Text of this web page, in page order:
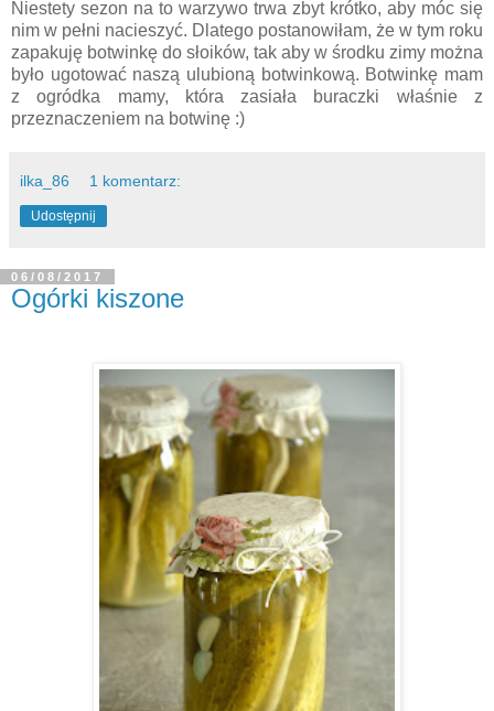
Niestety sezon na to warzywo trwa zbyt krótko, aby móc się
nim w pełni nacieszyć. Dlatego postanowiłam, że w tym roku
zapakuję botwinkę do słoików, tak aby w środku zimy można
było ugotować naszą ulubioną botwinkową. Botwinkę mam
z ogródka mamy, która zasiała buraczki właśnie z
przeznaczeniem na botwinę :)
ilka_86 1 komentarz:
Udostępnij
06/08/2017
Ogórki kiszone